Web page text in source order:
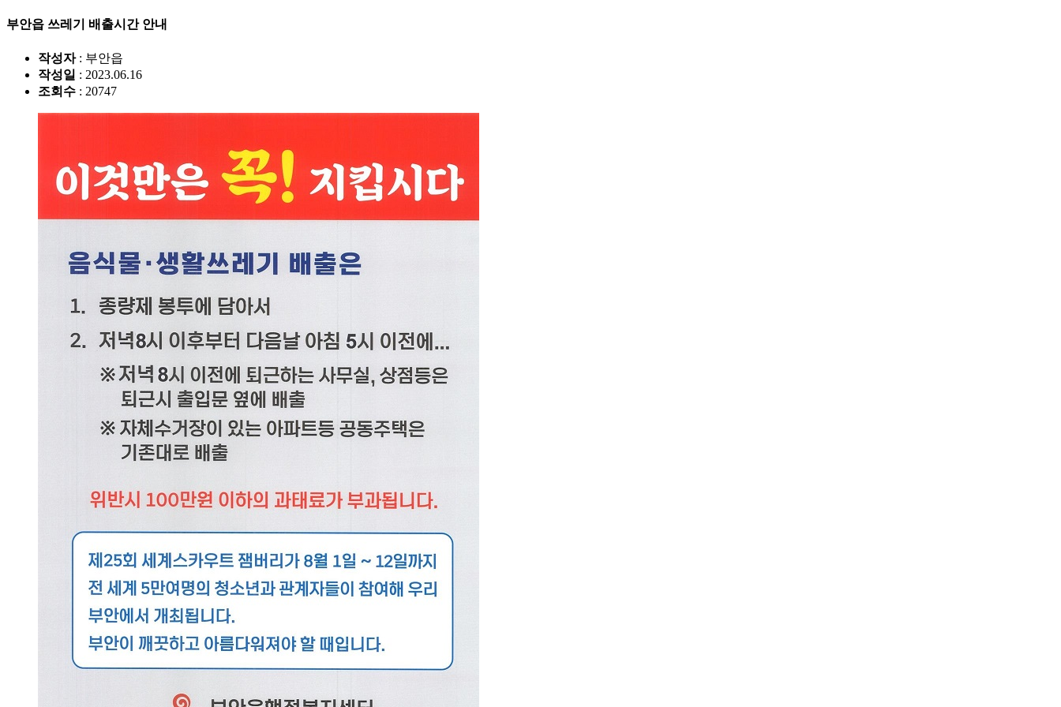
부안읍 쓰레기 배출시간 안내
작성자: 부안읍
작성일 : 2023.06.16
조회수 : 20747